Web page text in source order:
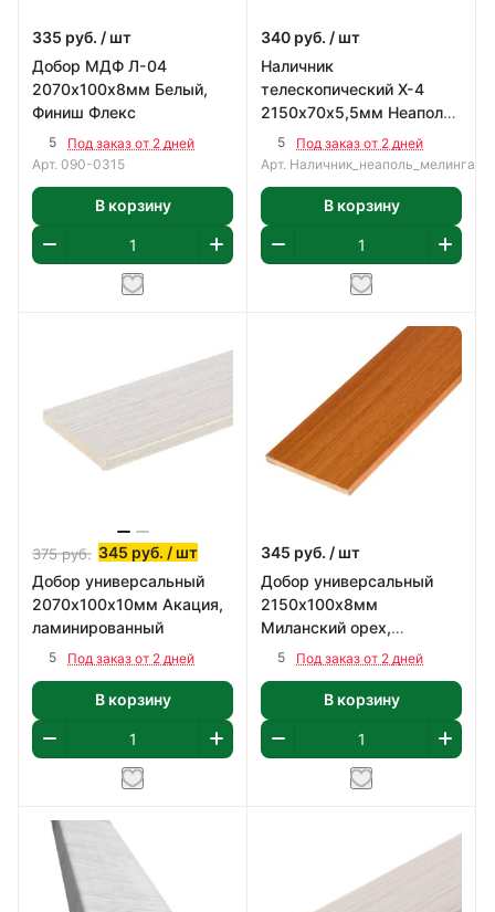
335 руб. / шт
Добор МДФ Л-04
2070х100х8мм Белый,
Финиш Флекс
5
Под заказ от 2 дней
Арт. 090-0315
В корзину
340 руб. / шт
Наличник
телескопический Х-4
2150х70х5,5мм Неаполь
темный, ПВХ
5
Под заказ от 2 дней
Арт. Наличник_неаполь_мелинга
В корзину
375руб. 345 руб. / шт
Добор универсальный
2070х100х10мм Акация,
ламинированный
5 Под заказ от 2 дней
В корзину
345 руб. / шт
Добор универсальный
2150х100х8мм
Миланский орех,
ламинированный
5 Под заказ от 2 дней
В корзину